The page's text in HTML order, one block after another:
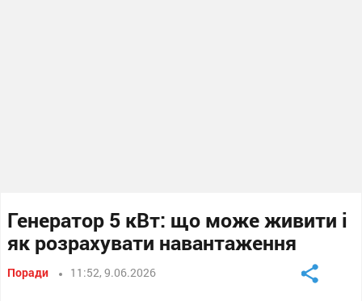
Генератор 5 кВт: що може живити і
як розрахувати навантаження
Поради 11:52, 9.06.2026